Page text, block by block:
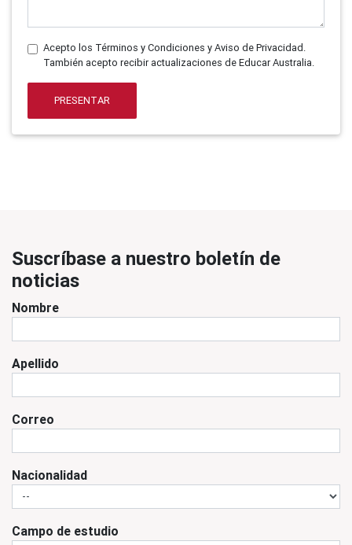
Acepto los Términos y Condiciones y Aviso de Privacidad.
También acepto recibir actualizaciones de Educar Australia.
PRESENTAR
Suscríbase a nuestro boletín de
noticias
Nombre
Apellido
Correo
Nacionalidad
Campo de estudio